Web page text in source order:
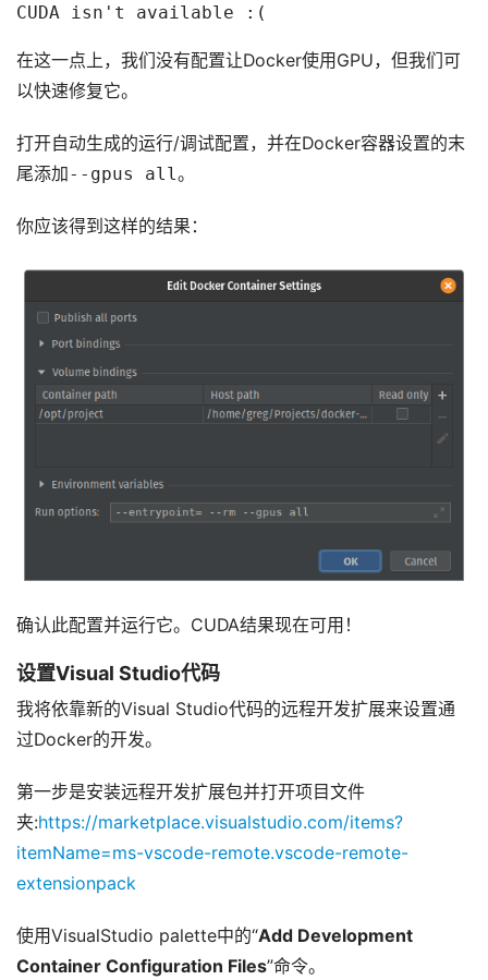
CUDA isn't available :(
在这一点上，我们没有配置让Docker使用GPU，但我们可
以快速修复它。
打开自动生成的运行/调试配置，并在Docker容器设置的末
尾添加--gpus all 。
你应该得到这样的结果：
确认此配置并运行它。CUDA结果现在可用！
设置Visual Studio代码
我将依靠新的Visual Studio代码的远程开发扩展来设置通
过Docker的开发。
第一步是安装远程开发扩展包并打开项目文件
夹:https://marketplace.visualstudio.com/items?
itemName=ms-vscode-remote.vscode-remote-
extensionpack
使用VisualStudio palette中的“Add Development
Container Configuration Files”命令。